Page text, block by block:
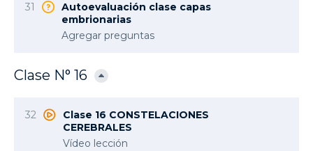
31
Autoevaluación clase capas
embrionarias
Agregar preguntas
Clase N° 16
32
Clase 16 CONSTELACIONES
CEREBRALES
Vídeo lección